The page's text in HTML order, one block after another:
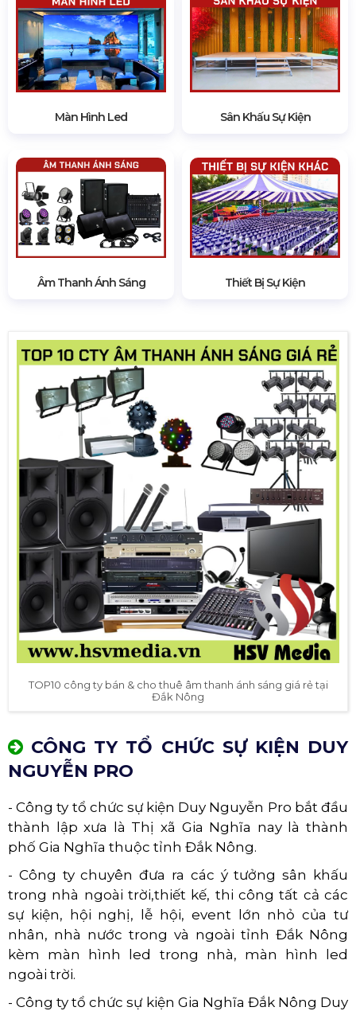
Màn Hình Led Sân Khấu Sự Kiện
Âm Thanh Ánh Sáng Thiết Bị Sự Kiện
TOP10 công ty bán & cho thuê âm thanh ánh sáng giá rẻ tại
Đắk Nông
CÔNG TY TỔ CHỨC SỰ KIỆN DUY
NGUYỄN PRO
- Công ty tổ chức sự kiện Duy Nguyễn Pro bắt đầu
thành lập xưa là Thị xã Gia Nghĩa nay là thành
phố Gia Nghĩa thuộc tỉnh Đắk Nông.
- Công ty chuyên đưa ra các ý tưởng sân khấu
trong nhà ngoài trời,thiết kế, thi công tất cả các
sự kiện, hội nghị, lễ hội, event lớn nhỏ của tư
nhân, nhà nước trong và ngoài tỉnh Đắk Nông
kèm màn hình led trong nhà, màn hình led
ngoài trời.
- Công ty tổ chức sự kiện Gia Nghĩa Đắk Nông Duy